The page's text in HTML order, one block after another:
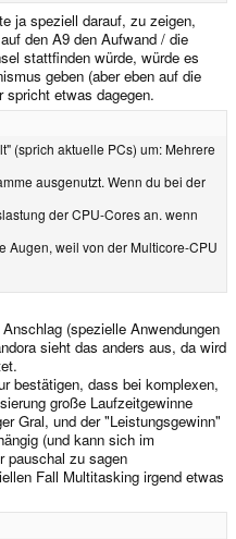
ja speziell darauf, zu zeigen,
den A9 den Aufwand / die
stattfinden würde, würde es
geben (aber eben auf die
spricht etwas dagegen.
(sprich aktuelle PCs) um: Mehrere
ausgenutzt. Wenn du bei der
der CPU-Cores an. wenn
Augen, weil von der Multicore-CPU
(spezielle Anwendungen
sieht das anders aus, da wird
bestätigen, dass bei komplexen,
große Laufzeitgewinne
Gral, und der "Leistungsgewinn"
(und kann sich im
pauschal zu sagen
Fall Multitasking irgend etwas